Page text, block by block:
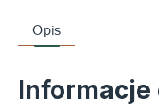
Opis
Informacje